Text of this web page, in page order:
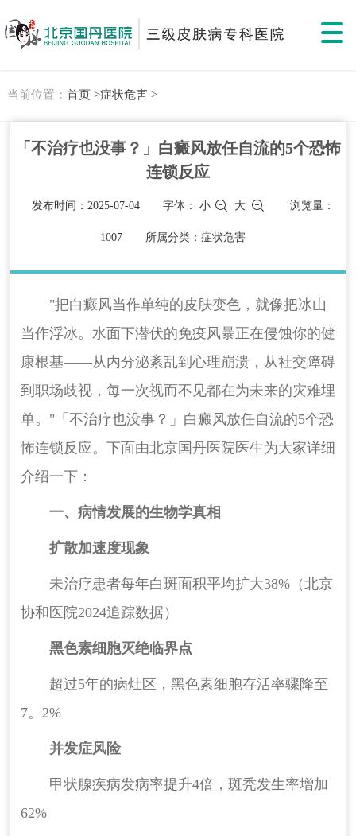
当前位置： 首页 >症状危害 >
「不治疗也没事？」白癜风放任自流的5个恐怖
连锁反应
发布时间：2025-07-04 字体：小 大 浏览量：
1007 所属分类：症状危害
"把白癜风当作单纯的皮肤变色，就像把冰山
当作浮冰。水面下潜伏的免疫风暴正在侵蚀你的健
康根基——从内分泌紊乱到心理崩溃，从社交障碍
到职场歧视，每一次视而不见都在为未来的灾难埋
单。"「不治疗也没事？」白癜风放任自流的5个恐
怖连锁反应。下面由北京国丹医院医生为大家详细
介绍一下：
一、病情发展的生物学真相
扩散加速度现象
未治疗患者每年白斑面积平均扩大38%（北京
协和医院2024追踪数据）
黑色素细胞灭绝临界点
超过5年的病灶区，黑色素细胞存活率骤降至
7。2%
并发症风险
甲状腺疾病发病率提升4倍，斑秃发生率增加
62%